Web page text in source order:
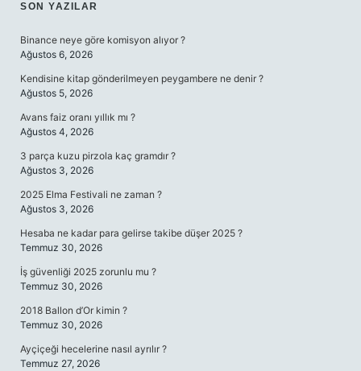
SIDEBAR
SON YAZILAR
Binance neye göre komisyon alıyor ?
Ağustos 6, 2026
Kendisine kitap gönderilmeyen peygambere ne denir ?
Ağustos 5, 2026
Avans faiz oranı yıllık mı ?
Ağustos 4, 2026
3 parça kuzu pirzola kaç gramdır ?
Ağustos 3, 2026
2025 Elma Festivali ne zaman ?
Ağustos 3, 2026
Hesaba ne kadar para gelirse takibe düşer 2025 ?
Temmuz 30, 2026
İş güvenliği 2025 zorunlu mu ?
Temmuz 30, 2026
2018 Ballon d’Or kimin ?
Temmuz 30, 2026
Ayçiçeği hecelerine nasıl ayrılır ?
Temmuz 27, 2026